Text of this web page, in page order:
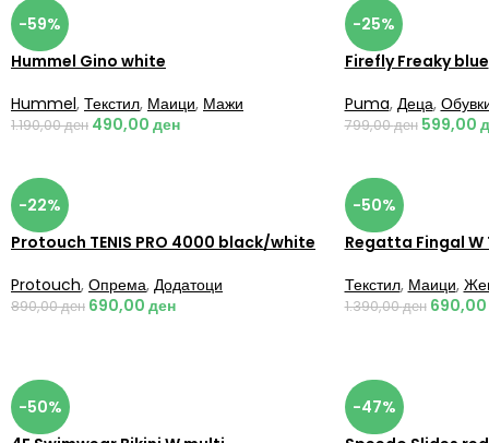
-59%
Hummel Gino white
Hummel, Текстил, Маици, Мажи
1.190,00ден 490,00 ден
-25%
Firefly Freaky blue
Puma, Деца,
799,00ден 599,00
-22%
Protouch TENIS PRO 4000 black/white
Protouch, Опрема, Додатоци
890,00ден 690,00 ден
-50%
Regatta Fingal W
Текстил, Маици,
1.390,00ден 690,00
-50%
-47%